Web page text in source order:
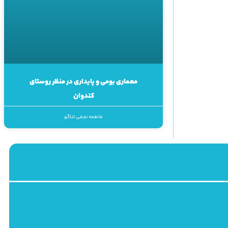
معماری بومی و پایداری در منظر روستای
کندوان
فاطمه نجفی ثناگو